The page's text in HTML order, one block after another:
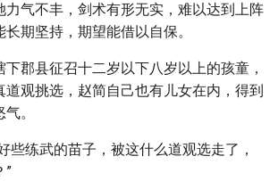
力气不丰，剑术有形无实，难以达到上阵
期坚持，期望能借以自保。
郡县征召十二岁以下八岁以上的孩童，
道观挑选，赵简自己也有儿女在内，得到
。
些练武的苗子，被这什么道观选走了，
”